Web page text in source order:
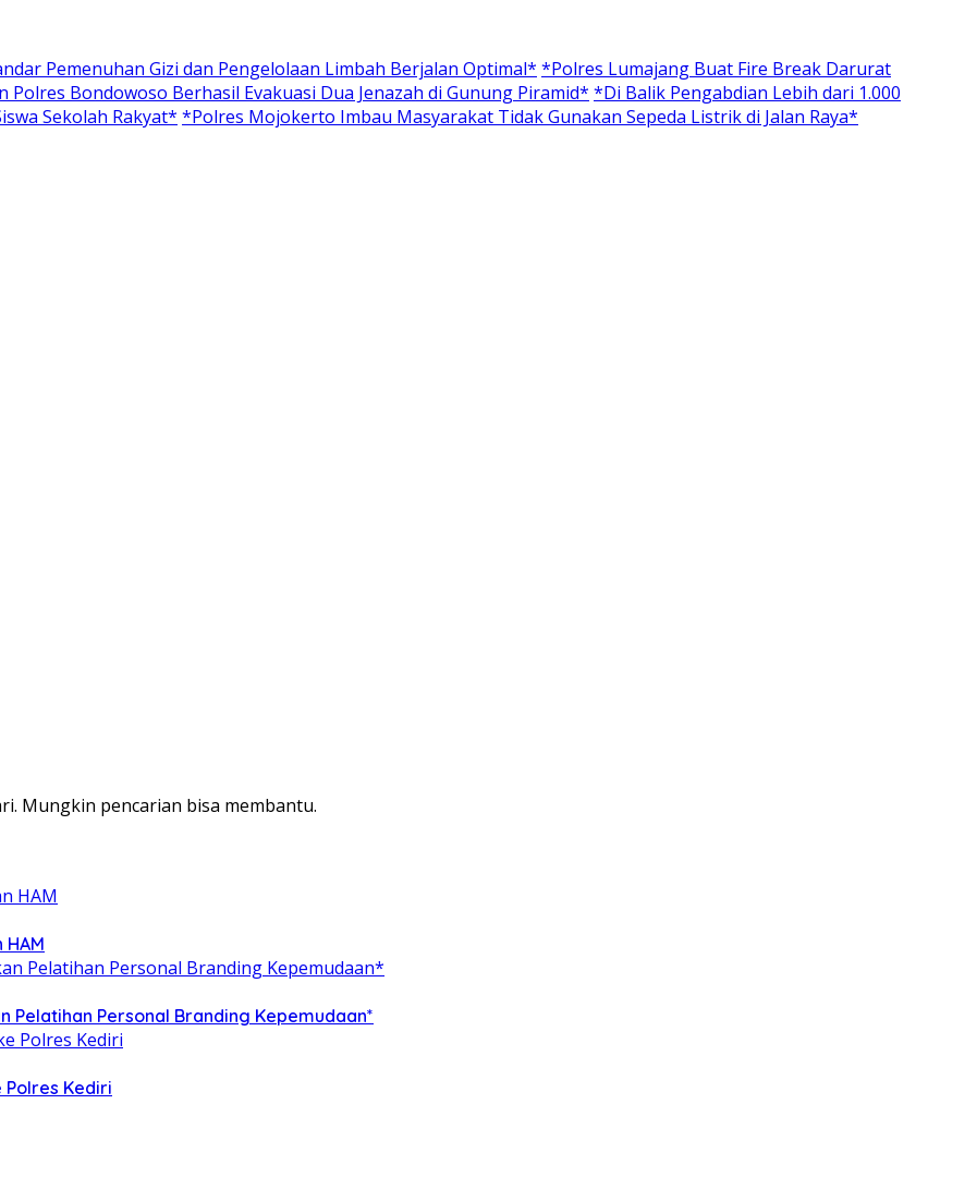
Pemenuhan Gizi dan Pengelolaan Limbah Berjalan Optimal* *Polres Lumajang Buat Fire Break Darurat
Polres Bondowoso Berhasil Evakuasi Dua Jenazah di Gunung Piramid* *Di Balik Pengabdian Lebih dari 1.000
Sekolah Rakyat* *Polres Mojokerto Imbau Masyarakat Tidak Gunakan Sepeda Listrik di Jalan Raya*
Mungkin pencarian bisa membantu.
Pelatihan Personal Branding Kepemudaan*
Polres Kediri